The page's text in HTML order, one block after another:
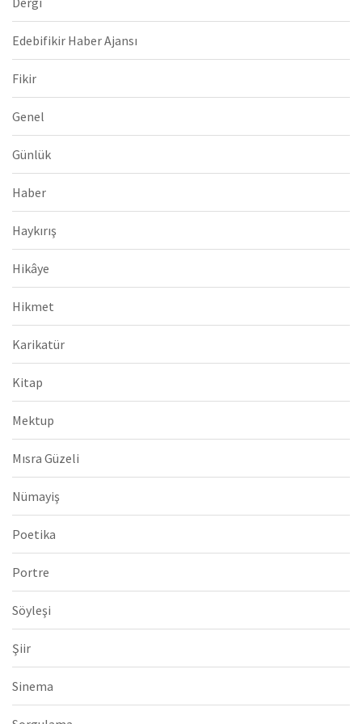
Edebifikir Haber Ajansı
Fikir
Genel
Günlük
Haber
Haykırış
Hikâye
Hikmet
Karikatür
Kitap
Mektup
Mısra Güzeli
Nümayiş
Poetika
Portre
Söyleşi
Şiir
Sinema